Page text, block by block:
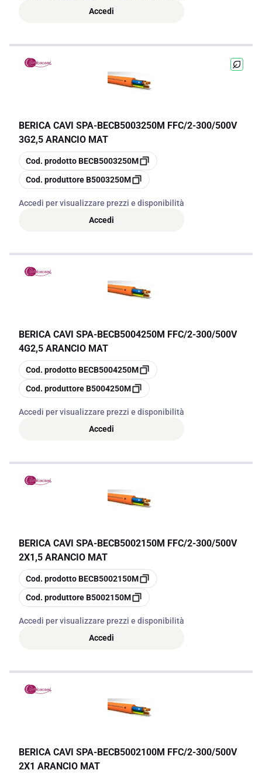
Accedi
BERICA CAVI SPA-BECB5003250M FFC/2-300/500V
3G2,5 ARANCIO MAT
copia
Cod. prodottoBECB5003250M
copia
Cod. produttoreB5003250M
Accedi per visualizzare prezzi e disponibilità
Accedi
BERICA CAVI SPA-BECB5004250M FFC/2-300/500V
4G2,5 ARANCIO MAT
copia
Cod. prodottoBECB5004250M
copia
Cod. produttoreB5004250M
Accedi per visualizzare prezzi e disponibilità
Accedi
BERICA CAVI SPA-BECB5002150M FFC/2-300/500V
2X1,5 ARANCIO MAT
copia
Cod. prodottoBECB5002150M
copia
Cod. produttoreB5002150M
Accedi per visualizzare prezzi e disponibilità
Accedi
BERICA CAVI SPA-BECB5002100M FFC/2-300/500V
2X1 ARANCIO MAT